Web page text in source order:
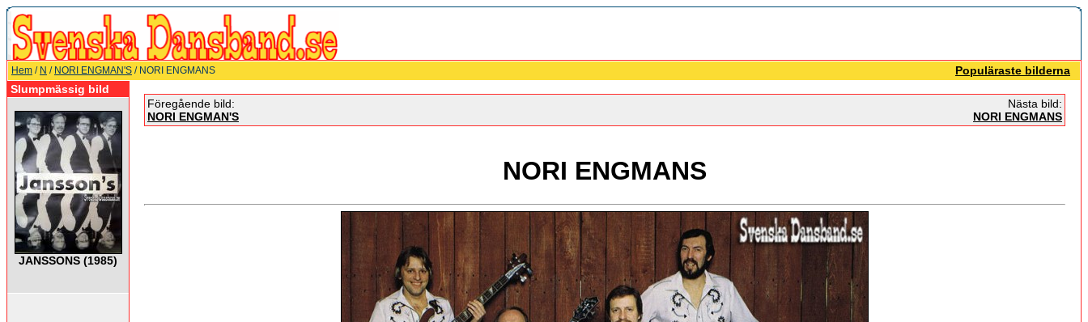
Hem / N / NORI ENGMAN'S / NORI ENGMANS
Populäraste bilderna
Slumpmässig bild
JANSSONS (1985)
Föregående bild:
NORI ENGMAN'S
Nästa bild:
NORI ENGMANS
NORI ENGMANS